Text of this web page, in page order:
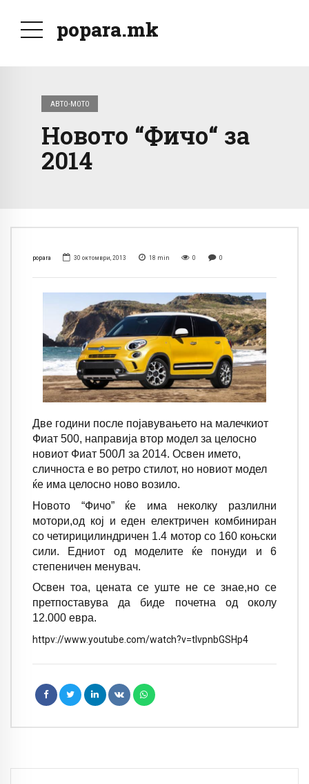
popara.mk
АВТО-МОТО
Новото “Фичо“ за
2014
popara 30 октомври, 2013 18 min 0 0
Две години после појавувањето на малечкиот
Фиат 500, направија втор модел за целосно
новиот Фиат 500Л за 2014. Освен името,
сличноста е во ретро стилот, но новиот модел
ќе има целосно ново возило.
Новото “Фичо” ќе има неколку разлилни
мотори,од кој и еден електричен комбиниран
со четирицилиндричен 1.4 мотор со 160 коњски
сили. Едниот од моделите ќе понуди и 6
степеничен менувач.
Освен тоа, цената се уште не се знае,но се
претпоставува да биде почетна од околу
12.000 евра.
httpv://www.youtube.com/watch?v=tIvpnbGSHp4